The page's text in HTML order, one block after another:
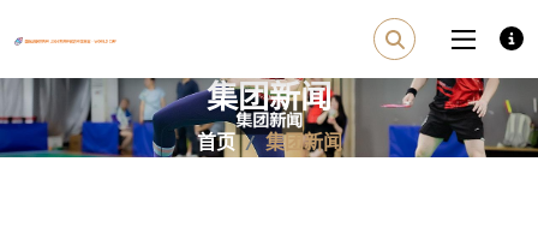
集团新闻
首页 集团新闻